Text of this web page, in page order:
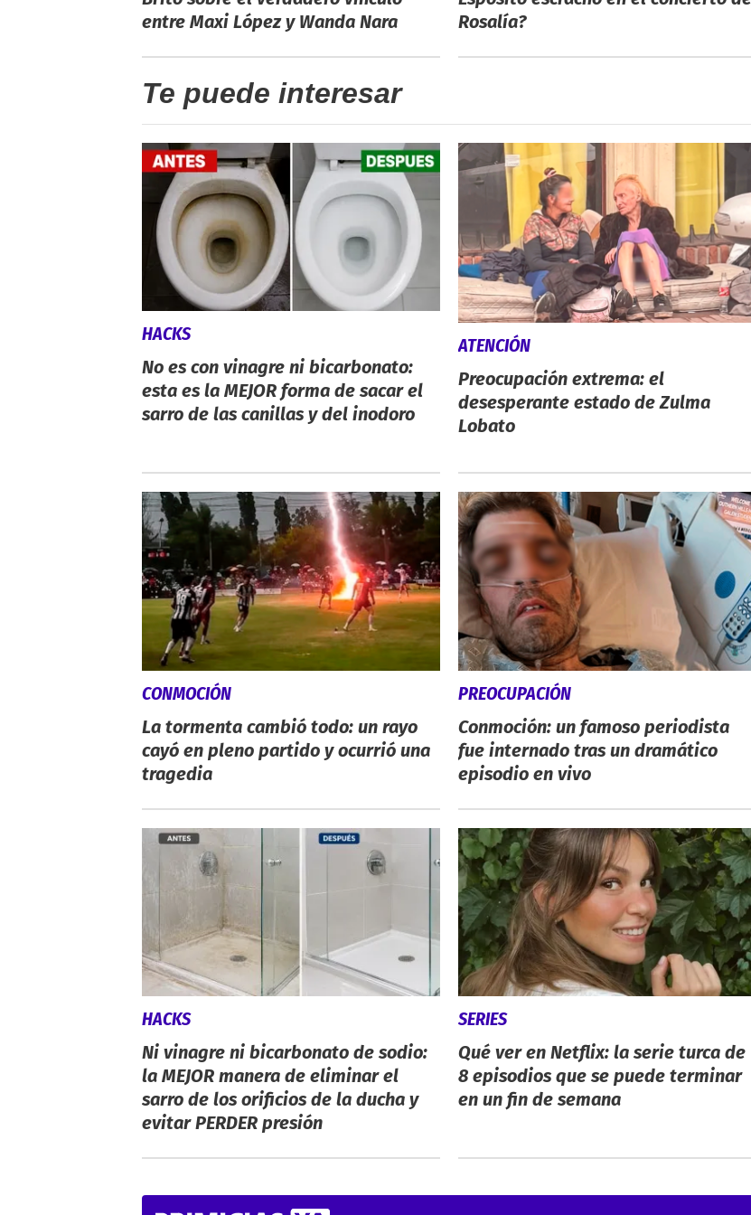
entre Maxi López y Wanda Nara
Rosalía?
Te puede interesar
HACKS
No es con vinagre ni bicarbonato:
esta es la MEJOR forma de sacar el
sarro de las canillas y del inodoro
ATENCIÓN
Preocupación extrema: el
desesperante estado de Zulma
Lobato
CONMOCIÓN
La tormenta cambió todo: un rayo
cayó en pleno partido y ocurrió una
tragedia
PREOCUPACIÓN
Conmoción: un famoso periodista
fue internado tras un dramático
episodio en vivo
HACKS
Ni vinagre ni bicarbonato de sodio:
la MEJOR manera de eliminar el
sarro de los orificios de la ducha y
evitar PERDER presión
SERIES
Qué ver en Netflix: la serie turca de
8 episodios que se puede terminar
en un fin de semana